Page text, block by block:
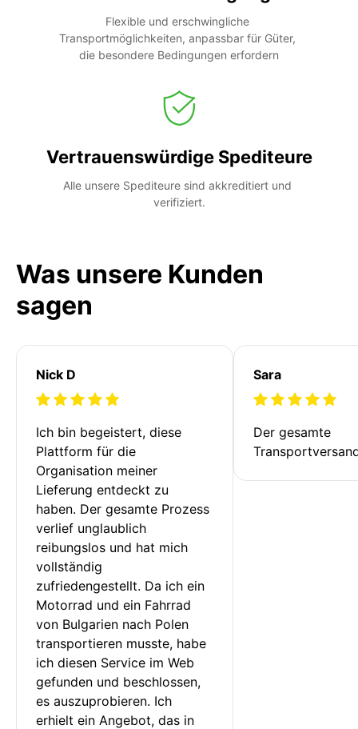
Flexible und erschwingliche
Transportmöglichkeiten, anpassbar für Güter,
die besondere Bedingungen erfordern
Vertrauenswürdige Spediteure
Alle unsere Spediteure sind akkreditiert und
verifiziert.
Was unsere Kunden
sagen
Nick D
Ich bin begeistert, diese
Plattform für die
Organisation meiner
Lieferung entdeckt zu
haben. Der gesamte Prozess
verlief unglaublich
reibungslos und hat mich
vollständig
zufriedengestellt. Da ich ein
Motorrad und ein Fahrrad
von Bulgarien nach Polen
transportieren musste, habe
ich diesen Service im Web
gefunden und beschlossen,
es auszuprobieren. Ich
erhielt ein Angebot, das in
Sara
Der gesamte